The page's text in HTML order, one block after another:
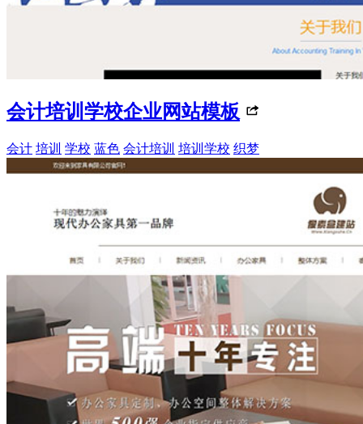
会计培训学校企业网站模板
会计 培训 学校 蓝色 会计培训 培训学校 织梦